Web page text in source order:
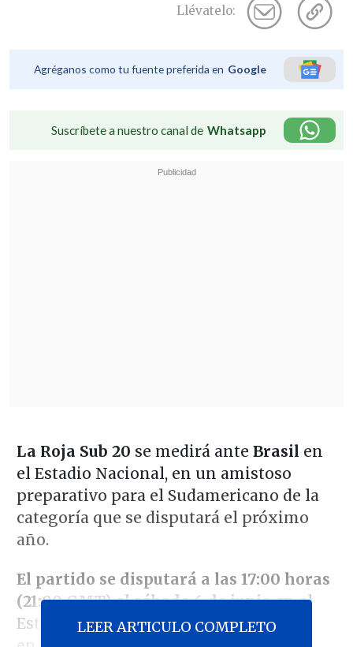
Llévatelo:
Agréganos como tu fuente preferida en Google
Suscríbete a nuestro canal de Whatsapp
La Roja Sub 20 se medirá ante Brasil en
el Estadio Nacional, en un amistoso
preparativo para el Sudamericano de la
categoría que se disputará el próximo
año.
El partido se disputará a las 17:00 horas
(21:00 GMT) el sábado 6 de junioen el
Estadio Nacional, y será transmitido
LEER ARTICULO COMPLETO